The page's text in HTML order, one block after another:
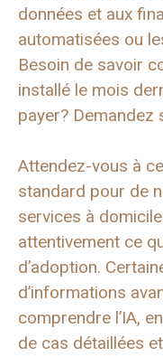
données et aux
automatisées ou
Besoin de savoir
installé le mois
payer? Demandez
Attendez-vous à
standard pour de
services à
attentivement ce
d’adoption.
d’informations
comprendre l’IA,
de cas détaillées